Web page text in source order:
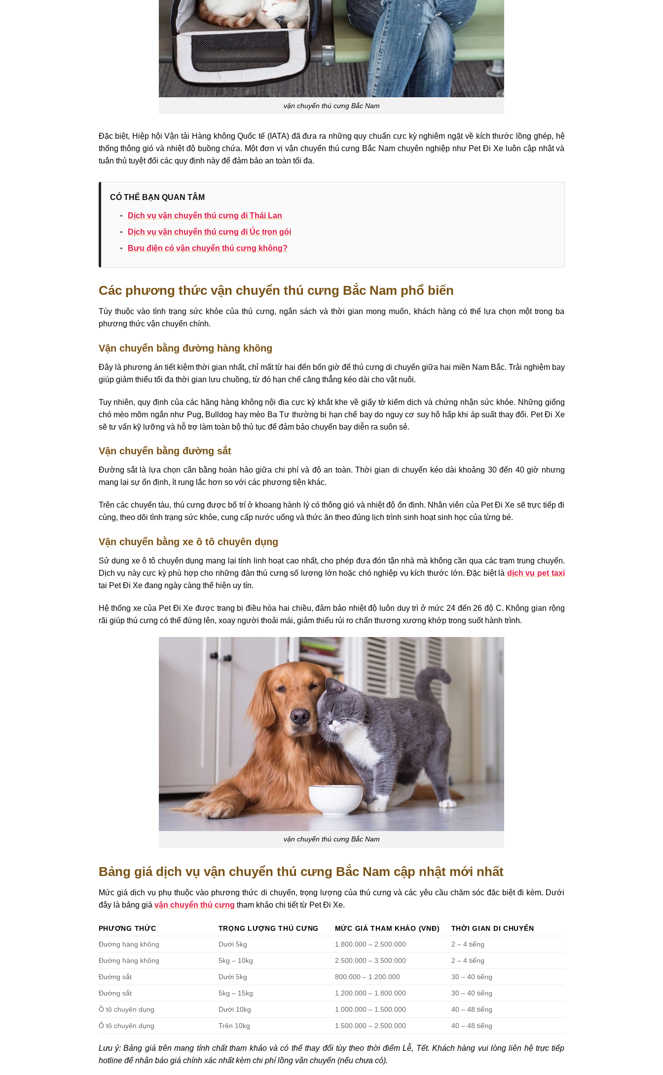
vận chuyển thú cưng Bắc Nam
Đặc biệt, Hiệp hội Vận tải Hàng không Quốc tế (IATA) đã đưa ra những quy chuẩn cực kỳ nghiêm ngặt về kích thước lồng ghép, hệ
thống thông gió và nhiệt độ buồng chứa. Một đơn vị vận chuyển thú cưng Bắc Nam chuyên nghiệp như Pet Đi Xe luôn cập nhật và
tuân thủ tuyệt đối các quy định này để đảm bảo an toàn tối đa.
CÓ THỂ BẠN QUAN TÂM
•
Dịch vụ vận chuyển thú cưng đi Thái Lan
•
Dịch vụ vận chuyển thú cưng đi Úc trọn gói
•
Bưu điện có vận chuyển thú cưng không?
Các phương thức vận chuyển thú cưng Bắc Nam phổ biến
Tùy thuộc vào tình trạng sức khỏe của thú cưng, ngân sách và thời gian mong muốn, khách hàng có thể lựa chọn một trong ba
phương thức vận chuyển chính.
Vận chuyển bằng đường hàng không
Đây là phương án tiết kiệm thời gian nhất, chỉ mất từ hai đến bốn giờ để thú cưng di chuyển giữa hai miền Nam Bắc. Trải nghiệm bay
giúp giảm thiểu tối đa thời gian lưu chuồng, từ đó hạn chế căng thẳng kéo dài cho vật nuôi.
Tuy nhiên, quy định của các hãng hàng không nội địa cực kỳ khắt khe về giấy tờ kiểm dịch và chứng nhận sức khỏe. Những giống
chó mèo mõm ngắn như Pug, Bulldog hay mèo Ba Tư thường bị hạn chế bay do nguy cơ suy hô hấp khi áp suất thay đổi. Pet Đi Xe
sẽ tư vấn kỹ lưỡng và hỗ trợ làm toàn bộ thủ tục để đảm bảo chuyến bay diễn ra suôn sẻ.
Vận chuyển bằng đường sắt
Đường sắt là lựa chọn cân bằng hoàn hảo giữa chi phí và độ an toàn. Thời gian di chuyển kéo dài khoảng 30 đến 40 giờ nhưng
mang lại sự ổn định, ít rung lắc hơn so với các phương tiện khác.
Trên các chuyến tàu, thú cưng được bố trí ở khoang hành lý có thông gió và nhiệt độ ổn định. Nhân viên của Pet Đi Xe sẽ trực tiếp đi
cùng, theo dõi tình trạng sức khỏe, cung cấp nước uống và thức ăn theo đúng lịch trình sinh hoạt sinh học của từng bé.
Vận chuyển bằng xe ô tô chuyên dụng
Sử dụng xe ô tô chuyên dụng mang lại tính linh hoạt cao nhất, cho phép đưa đón tận nhà mà không cần qua các trạm trung chuyển.
Dịch vụ này cực kỳ phù hợp cho những đàn thú cưng số lượng lớn hoặc chó nghiệp vụ kích thước lớn. Đặc biệt là dịch vụ pet taxi
tại Pet Đi Xe đang ngày càng thể hiện uy tín.
Hệ thống xe của Pet Đi Xe được trang bị điều hòa hai chiều, đảm bảo nhiệt độ luôn duy trì ở mức 24 đến 26 độ C. Không gian rộng
rãi giúp thú cưng có thể đứng lên, xoay người thoải mái, giảm thiểu rủi ro chấn thương xương khớp trong suốt hành trình.
vận chuyển thú cưng Bắc Nam
Bảng giá dịch vụ vận chuyển thú cưng Bắc Nam cập nhật mới nhất
Mức giá dịch vụ phụ thuộc vào phương thức di chuyển, trọng lượng của thú cưng và các yêu cầu chăm sóc đặc biệt đi kèm. Dưới
đây là bảng giá vận chuyển thú cưng tham khảo chi tiết từ Pet Đi Xe.
PHƯƠNG THỨC TRỌNG LƯỢNG THÚ CƯNG MỨC GIÁ THAM KHẢO (VNĐ)
THỜI GIAN DI CHUYỂN
Đường hàng không
Dưới 5kg 1.800.000 – 2.500.000 2 – 4 tiếng
Đường hàng không 5kg – 10kg 2.500.000 – 3.500.000 2 – 4 tiếng
Đường sắt Dưới 5kg 800.000 – 1.200.000 30 – 40 tiếng
Đường sắt 5kg – 15kg 1.200.000 – 1.800.000 30 – 40 tiếng
Ô tô chuyên dụng Dưới 10kg 1.000.000 – 1.500.000 40 – 48 tiếng
Ô tô chuyên dụng Trên 10kg 1.500.000 – 2.500.000 40 – 48 tiếng
Lưu ý: Bảng giá trên mang tính chất tham khảo và có thể thay đổi tùy theo thời điểm Lễ, Tết. Khách hàng vui lòng liên hệ trực tiếp
hotline để nhận báo giá chính xác nhất kèm chi phí lồng vận chuyển (nếu chưa có).